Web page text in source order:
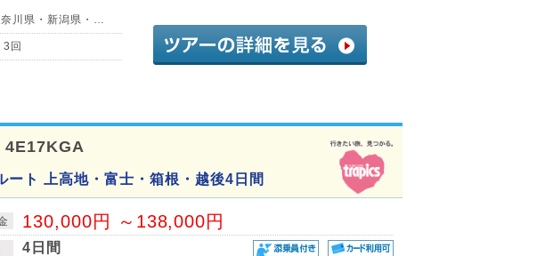
関東・北陸・甲信越・東海／神奈川県・新潟県・富山県・山梨県・長野県・岐阜県
回
4E17KGA
ート 上高地・富士・箱根・越後4日間
130,000円 ～138,000円
4日間